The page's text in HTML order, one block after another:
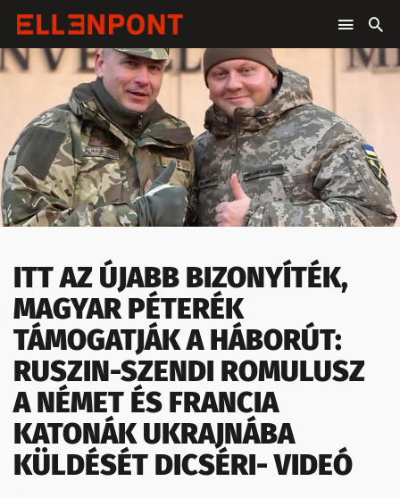
ITT AZ ÚJABB BIZONYÍTÉK,
MAGYAR PÉTERÉK
TÁMOGATJÁK A HÁBORÚT:
RUSZIN-SZENDI ROMULUSZ
A NÉMET ÉS FRANCIA
KATONÁK UKRAJNÁBA
KÜLDÉSÉT DICSÉRI- VIDEÓ